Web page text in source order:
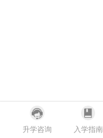
升学咨询 入学指南